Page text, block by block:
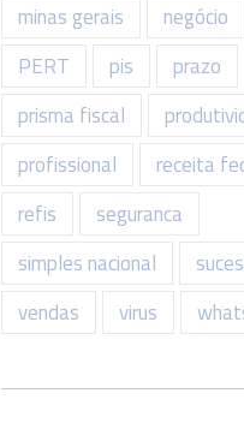
minas gerais
negócio
PERT
pis
prazo
prisma fiscal
profissional
receita
refis
seguranca
simples nacional
vendas
virus